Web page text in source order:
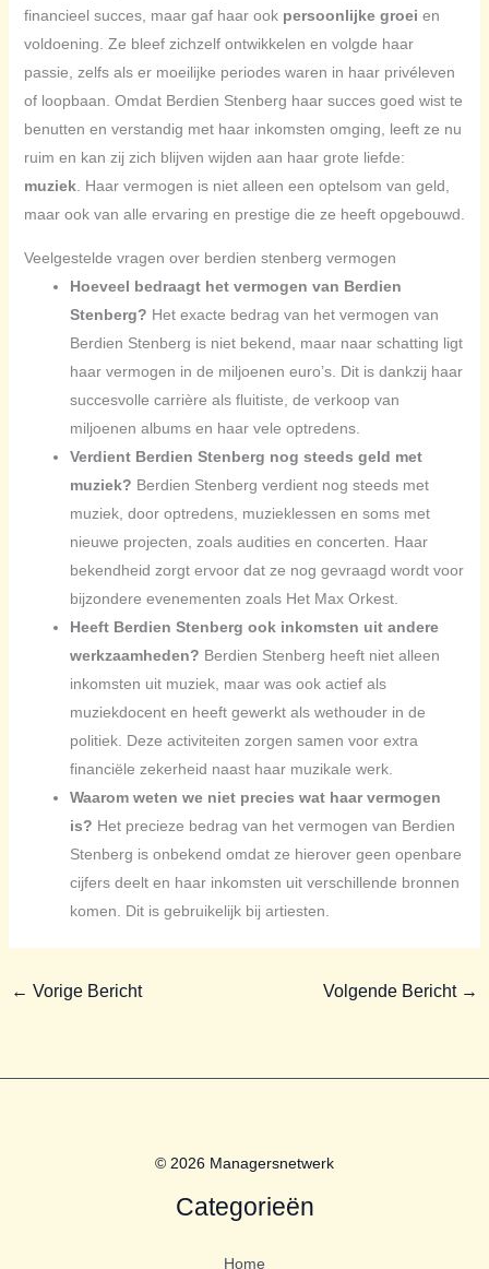
financieel succes, maar gaf haar ook persoonlijke groei en
voldoening. Ze bleef zichzelf ontwikkelen en volgde haar
passie, zelfs als er moeilijke periodes waren in haar privéleven
of loopbaan. Omdat Berdien Stenberg haar succes goed wist te
benutten en verstandig met haar inkomsten omging, leeft ze nu
ruim en kan zij zich blijven wijden aan haar grote liefde:
muziek. Haar vermogen is niet alleen een optelsom van geld,
maar ook van alle ervaring en prestige die ze heeft opgebouwd.
Veelgestelde vragen over berdien stenberg vermogen
Hoeveel bedraagt het vermogen van Berdien
Stenberg? Het exacte bedrag van het vermogen van
Berdien Stenberg is niet bekend, maar naar schatting ligt
haar vermogen in de miljoenen euro’s. Dit is dankzij haar
succesvolle carrière als fluitiste, de verkoop van
miljoenen albums en haar vele optredens.
Verdient Berdien Stenberg nog steeds geld met
muziek? Berdien Stenberg verdient nog steeds met
muziek, door optredens, muzieklessen en soms met
nieuwe projecten, zoals audities en concerten. Haar
bekendheid zorgt ervoor dat ze nog gevraagd wordt voor
bijzondere evenementen zoals Het Max Orkest.
Heeft Berdien Stenberg ook inkomsten uit andere
werkzaamheden? Berdien Stenberg heeft niet alleen
inkomsten uit muziek, maar was ook actief als
muziekdocent en heeft gewerkt als wethouder in de
politiek. Deze activiteiten zorgen samen voor extra
financiële zekerheid naast haar muzikale werk.
Waarom weten we niet precies wat haar vermogen
is? Het precieze bedrag van het vermogen van Berdien
Stenberg is onbekend omdat ze hierover geen openbare
cijfers deelt en haar inkomsten uit verschillende bronnen
komen. Dit is gebruikelijk bij artiesten.
← Vorige Bericht Volgende Bericht →
© 2026 Managersnetwerk
Categorieën
Home